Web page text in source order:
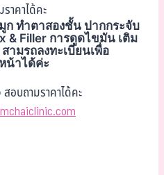
าคาได้คะ
ก ทำตาสองชั้น ปากกระจับ
& Filler การดูดไขมัน เติม
ามรถลงทะเบียนเพื่อ
น้าได้ค่ะ
อบถามราคาได้คะ